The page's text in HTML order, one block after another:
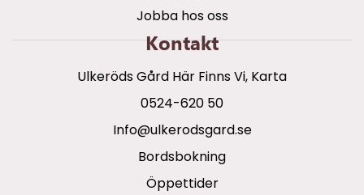
Jobba hos oss
Kontakt
Ulkeröds Gård Här Finns Vi, Karta
0524-620 50
info@ulkerodsgard.se
Bordsbokning
Öppettider